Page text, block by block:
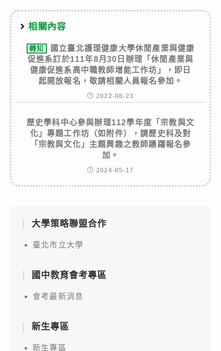
相關內容
轉知
國立臺北護理健康大學休閒產業與健康
促進系訂於111年8月30日辦理「休閒產業與
健康促進系高中職教師增能工作坊」，即日
起開放報名，敬請相關人員報名參加。
2022-08-23
歷史學科中心參與辦理112學年度「宗教與文
化」專題工作坊（如附件），請歷史科及對
「宗教與文化」主題興趣之教師踴躍報名參
加。
2024-05-17
大學策略聯盟合作
臺北市立大學
國中教育會考專區
會考最新消息
新生專區
新生專區